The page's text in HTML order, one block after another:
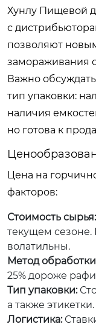
Хунлу Пищевой
с
позволяют
замораживания
Важно
тип упаковки:
наличия
но готова к
Цена на
факторов:
Стоимость сырья:
текущем
волатильны.
Метод
25% дороже
Тип упаковки:
а также этикетки.
Логистика: